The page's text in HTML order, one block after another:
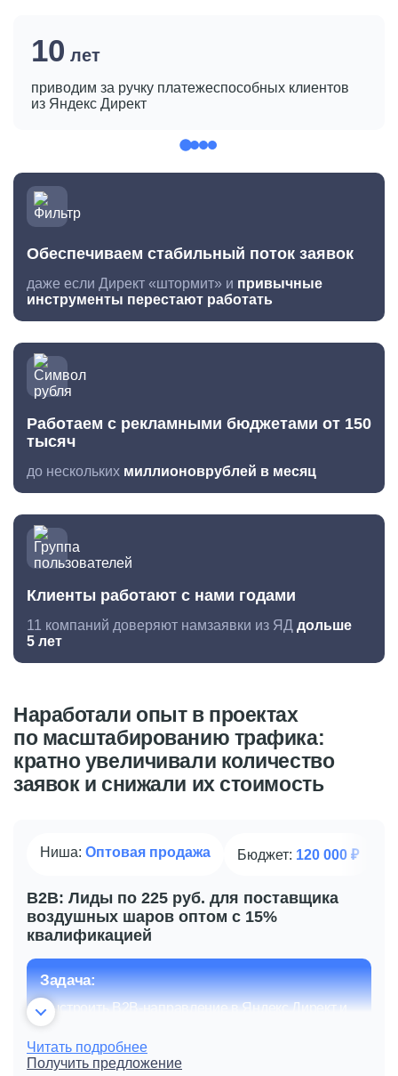
10 лет
приводим за ручку платежеспособных клиентов
из Яндекс Директ
Обеспечиваем стабильный поток заявок
даже если Директ «штормит» и привычные
инструменты перестают работать
Работаем с рекламными бюджетами от 150
тысяч
до нескольких миллионоврублей в месяц
Клиенты работают с нами годами
11 компаний доверяют намзаявки из ЯД дольше
5 лет
Наработали опыт в проектах
по масштабированию трафика:
кратно увеличивали количество
заявок и снижали их стоимость
Ниша: Оптовая продажа Бюджет: 120 000 ₽
B2B: Лиды по 225 руб. для поставщика
воздушных шаров оптом с 15%
квалификацией
Задача:
Выстроить B2B-направление в Яндекс.Директ и
найти устойчивые связки
Стоимость заявки
Показать все элементы
Читать подробнее
Получить предложение